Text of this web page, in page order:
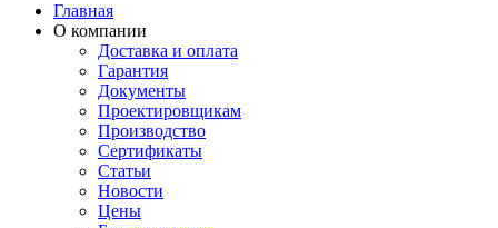
Главная
О компании
Доставка и оплата
Гарантия
Документы
Проектировщикам
Производство
Сертификаты
Статьи
Новости
Цены